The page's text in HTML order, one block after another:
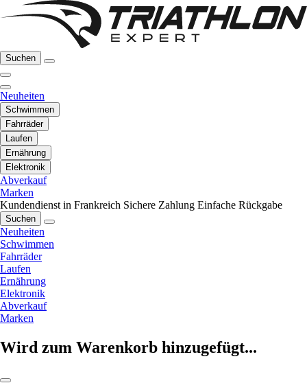
Suchen
Neuheiten
Schwimmen
Fahrräder
Laufen
Ernährung
Elektronik
Abverkauf
Marken
Kundendienst in Frankreich Sichere Zahlung Einfache Rückgabe
Suchen
Neuheiten
Schwimmen
Fahrräder
Laufen
Ernährung
Elektronik
Abverkauf
Marken
Wird zum Warenkorb hinzugefügt...